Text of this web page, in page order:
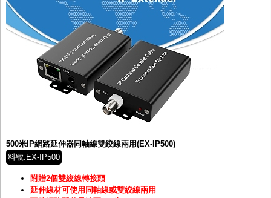
500米IP網路延伸器同軸線雙絞線兩用(EX-IP500)
料號:EX-IP500
附贈2個雙絞線轉接頭
延伸線材可使用同軸線或雙絞線兩用